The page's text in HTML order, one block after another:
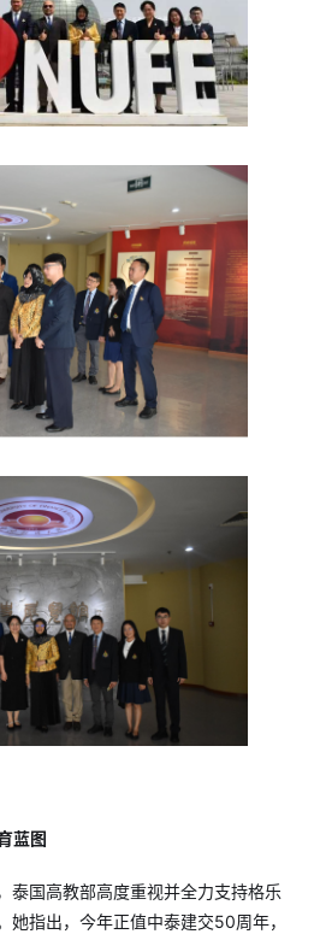
蓝图
泰国高教部高度重视并全力支持格乐
她指出，今年正值中泰建交50周年，